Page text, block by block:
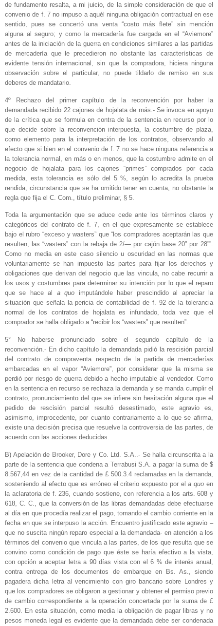
de fundamento resalta, a mi juicio, de la simple consideración de que el
convenio de f. 7 no impuso a aquél ninguna obligación contractual en ese
sentido, pues se concertó una venta “costo más flete” sin mención
alguna al seguro; y como la mercadería fue cargada en el “Aviemore”
antes de la iniciación de la guerra en condiciones similares a las partidas
de mercadería que le precedieron no obstante las características de
evidente tensión internacional, sin que la compradora, hiciera ninguna
observación sobre el particular, no puede tildarlo de remiso en sus
deberes de mandatario.
4º Rechazo del primer capítulo de la reconvención por haber la
demandada recibido 22 cajones de hojalata de más.- Se invoca en apoyo
de la crítica que se formula en contra de la sentencia en recurso por lo
que decide sobre la reconvención interpuesta, la costumbre de plaza,
como elemento para la interpretación de los contratos, observando al
efecto que si bien en el convenio de f. 7 no se hace ninguna referencia a
la tolerancia normal, en más o en menos, que la costumbre admite en el
negocio de hojalata para los cajones “primes” comprados por cada
medida, esta tolerancia es sólo del 5 %, según lo acredita la prueba
rendida, circunstancia que se ha omitido tener en cuenta, no obstante la
regla que fija el C. Com., título preliminar, § 5.
Toda la argumentación que se aduce cede ante los términos claros y
categóricos del contrato de f. 7, en el que expresamente se establece
bajo el rubro “exceso y wasters” que “los compradores aceptarán las que
resulten, las “wasters” con la rebaja de 2/— por cajón base 20” por 28””.
Como no media en este caso silencio u oscuridad en las normas que
voluntariamente se han impuesto las partes para fijar los derechos y
obligaciones que derivan del negocio que las vincula, no cabe recurrir a
los usos y costumbres para determinar su intención por lo que el reparo
que se hace al a quo imputándole haber prescindido al apreciar la
situación que señala la pericia de contabilidad de f. 92 de la tolerancia
normal de los contratos de hojalata es infundado, toda vez que el
comprador se halla obligado a “recibir los “wasters” que resulten”.
5° No haberse pronunciado sobre el segundo capítulo de la
reconvención.- En dicho capítulo la demandada pidió la rescisión parcial
del contrato de compraventa respecto de la partida de mercaderías
embarcadas en el vapor “Aviemore”, por considerar que la misma se
perdió por riesgo de guerra debido a hecho imputable al vendedor. Como
en la sentencia en recurso se rechaza la demanda y se manda cumplir el
contrato, pronunciamiento del que se infiere sin hesitación alguna que el
pedido de rescisión parcial resultó desestimado, este agravio es,
asimismo, improcedente, por cuanto contrariamente a lo que se afirma,
existe una decisión precisa que resuelve la controversia de las partes, de
acuerdo con las acciones deducidas.
B) Apelación de Brooker, Dore y Co. Ltd. S.A..- Se halla circunscrita a la
parte de la sentencia que condena a Terrabusi S.A. a pagar la suma de $
8.567,44 en vez de la cantidad de £ 500.3.4 reclamadas en la demanda,
sosteniendo al efecto que es erróneo el criterio expuesto por ela quo en
la aclaratoria de f. 236, cuando sostiene, con referencia a los arts. 608 y
618, C. C., que la conversión de las libras demandadas debe efectuarse
al día en que procedía realizar el pago, tomando el cambio corriente en la
fecha en que se interpuso la acción. Encuentro justificado este agravio –
que no suscita ningún reparo especial a la demandada- en atención a los
términos del convenio que vincula a las partes, de los que resulta que se
convino como condición de pago que éste se haría efectivo a la vista,
con opción a aceptar letra a 90 días vista con el 6 % de interés anual,
contra entrega de los documentos de embarque en Bs. As., siendo
pagadera dicha letra al vencimiento con giro bancario sobre Londres y
que los compradores se obligaron a gestionar y obtener el permiso previo
de cambio correspondiente a la operación concertada por la suma de £
2.600. En esta situación, como media la obligación de pagar libras y no
pesos moneda legal es evidente que la demandada debe ser condenada